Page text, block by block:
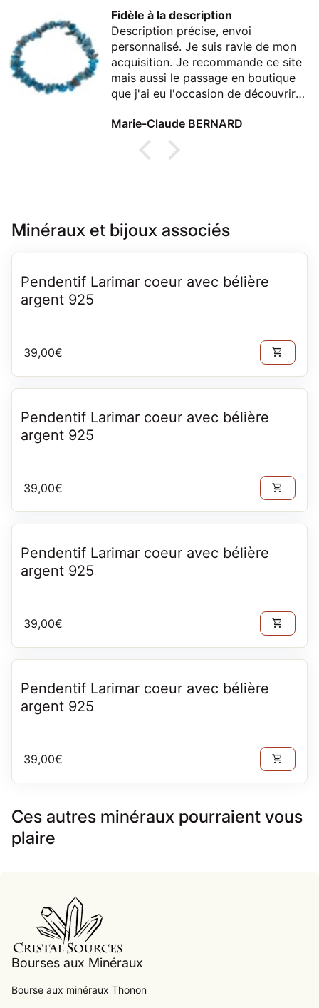
Fidèle à la description
Description précise, envoi
personnalisé. Je suis ravie de mon
acquisition. Je recommande ce site
mais aussi le passage en boutique
que j'ai eu l'occasion de découvrir
Marie-Claude BERNARD
Minéraux et bijoux associés
Pendentif Larimar coeur avec bélière
argent 925
Prix normal
39,00€ shopping_cart
Pendentif Larimar coeur avec bélière
argent 925
Prix normal
39,00€ shopping_cart
Pendentif Larimar coeur avec bélière
argent 925
Prix normal
39,00€ shopping_cart
Pendentif Larimar coeur avec bélière
argent 925
Prix normal
39,00€ shopping_cart
Ces autres minéraux pourraient vous
plaire
Bourses aux Minéraux
Bourse aux minéraux Thonon